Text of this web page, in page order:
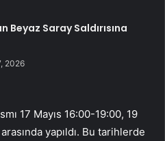
Beyaz Saray Saldırısına
2026
17 Mayıs 16:00-19:00, 19
yapıldı. Bu tarihlerde